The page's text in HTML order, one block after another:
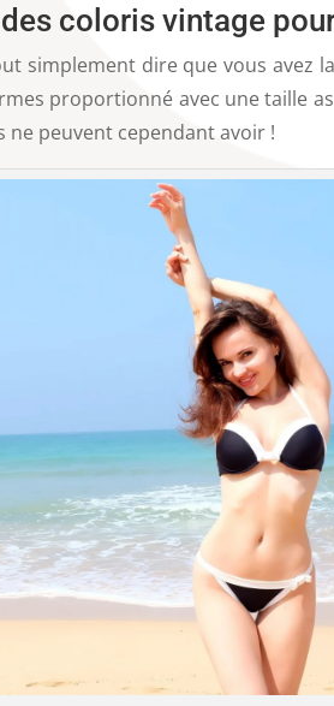
coloris vintage
simplement dire que vous avez
proportionné avec une taille
peuvent cependant avoir !